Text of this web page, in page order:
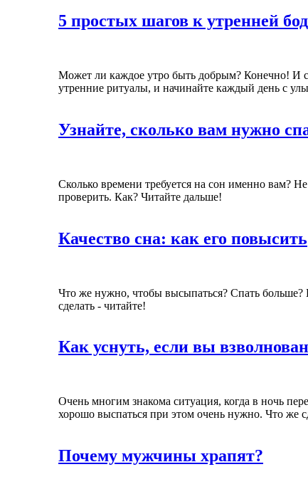
5 простых шагов к утренней
Может ли каждое утро быть добрым? Конечно! И
утренние ритуалы, и начинайте каждый день с
Узнайте, сколько вам нужно
Сколько времени требуется на сон именно вам?
проверить. Как? Читайте дальше!
Качество сна: как его повысить
Что же нужно, чтобы высыпаться? Спать больше?
сделать - читайте!
Как уснуть, если вы
Очень многим знакома ситуация, когда в ночь
хорошо выспаться при этом очень нужно. Что же
Почему мужчины храпят?